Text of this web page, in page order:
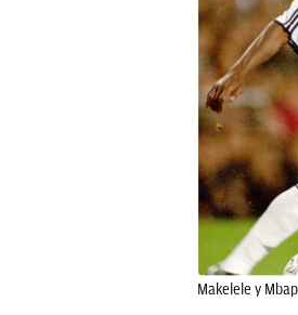
Makelele y